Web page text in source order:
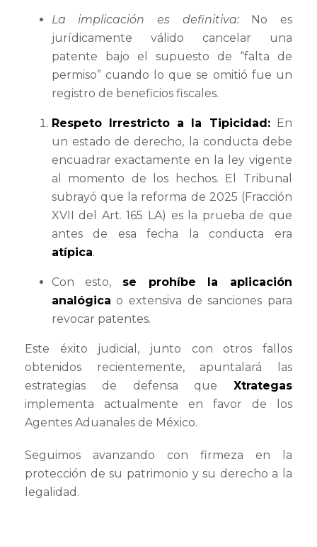
La implicación es definitiva:No es
jurídicamente válido cancelar una
patente bajo el supuesto de “falta de
permiso” cuando lo que se omitió fue un
registro de beneficios fiscales.
Respeto Irrestricto a la Tipicidad:En
un estado de derecho, la conducta debe
encuadrar exactamente en la ley vigente
al momento de los hechos. El Tribunal
subrayó que la reforma de 2025 (Fracción
XVII del Art. 165 LA) es la prueba de que
antes de esa fecha la conducta era
atípica.
Con esto, se prohíbe la aplicación
analógica o extensiva de sanciones para
revocar patentes.
Este éxito judicial, junto con otros fallos
obtenidos recientemente, apuntalará las
estrategias de defensa que Xtrategas
implementa actualmente en favor de los
Agentes Aduanales de México.
Seguimos avanzando con firmeza en la
protección de su patrimonio y su derecho a la
legalidad.